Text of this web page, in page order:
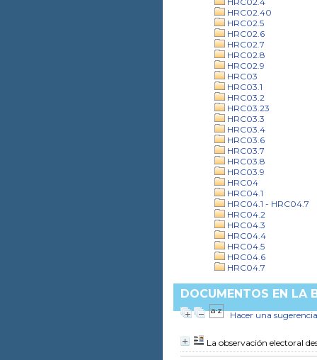
HRC02.40
HRC02.5
HRC02.6
HRC02.7
HRC02.8
HRC02.9
HRC03
HRC03.1
HRC03.2
HRC03.23
HRC03.3
HRC03.4
HRC03.6
HRC03.7
HRC03.8
HRC03.9
HRC04
HRC04.1
HRC04.1 - HRC04.7
HRC04.2
HRC04.3
HRC04.4
HRC04.5
HRC04.6
HRC04.7
DOCUMENTOS EN LA
Hacer una sugerencia
La observación electoral